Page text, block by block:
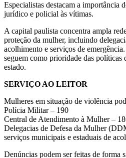
Especialistas destacam a importância
jurídico e policial às vítimas.
A capital paulista concentra ampla
proteção da mulher, incluindo
acolhimento e serviços de
seguem como prioridade das políticas
estado.
SERVIÇO AO LEITOR
Mulheres em situação de violência
Polícia Militar – 190
Central de Atendimento à Mulher –
Delegacias de Defesa da Mulher
serviços municipais e estaduais de
Denúncias podem ser feitas de forma